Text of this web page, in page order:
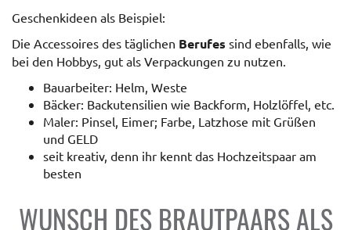
Geschenkideen als Beispiel:
Die Accessoires des täglichen Berufes sind ebenfalls, wie
bei den Hobbys, gut als Verpackungen zu nutzen.
Bauarbeiter: Helm, Weste
Bäcker: Backutensilien wie Backform, Holzlöffel, etc.
Maler: Pinsel, Eimer; Farbe, Latzhose mit Grüßen
und GELD
seit kreativ, denn ihr kennt das Hochzeitspaar am
besten
WUNSCH DES BRAUTPAARS ALS